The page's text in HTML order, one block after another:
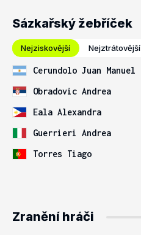
Sázkařský žebříček
Nejziskovější Nejztrátovější
Cerundolo Juan Manuel
Obradovic Andrea
Eala Alexandra
Guerrieri Andrea
Torres Tiago
Zranění hráči